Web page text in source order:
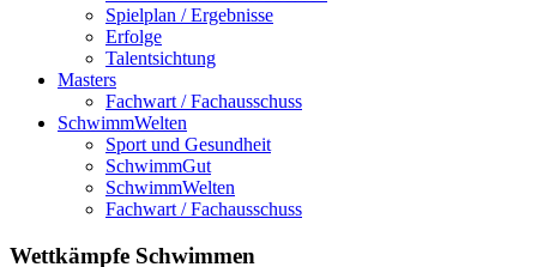
Spielplan / Ergebnisse
Erfolge
Talentsichtung
Masters
Fachwart / Fachausschuss
SchwimmWelten
Sport und Gesundheit
SchwimmGut
SchwimmWelten
Fachwart / Fachausschuss
Wettkämpfe Schwimmen